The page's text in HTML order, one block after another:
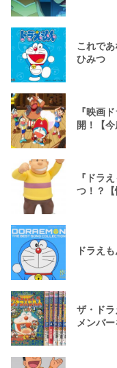
これで
ひみつ
『映画
開！【今
『ドラ
つ！？【
ドラえ
ザ・ド
メンバ